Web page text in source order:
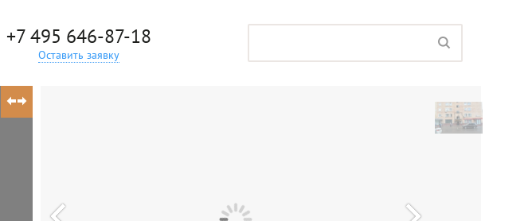
+7 495 646-87-18
Оставить заявку